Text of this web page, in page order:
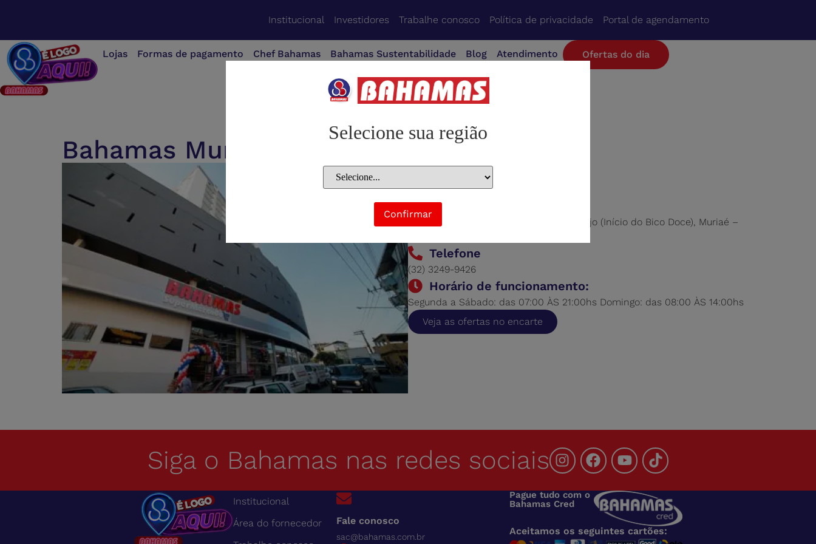
Selecione sua região
Confirmar
Institucional Investidores Trabalhe conosco Política de privacidade Portal de agendamento
Lojas Formas de pagamento Chef Bahamas Bahamas Sustentabilidade Blog Atendimento Ofertas do dia
Bahamas Muriaé
Endereço
Av. Vicente Alves, 01, Prefeito Hélio Araújo (Início do Bico Doce), Muriaé –
Telefone
(32) 3249-9426
Horário de funcionamento:
Segunda a Sábado: das 07:00 ÀS 21:00hs Domingo: das 08:00 ÀS 14:00hs
Veja as ofertas no encarte
Siga o Bahamas nas redes sociais
Institucional
Área do fornecedor
Fale conosco
sac@bahamas.com.br
Pague tudo com o
Bahamas Cred
Aceitamos os seguintes cartões: